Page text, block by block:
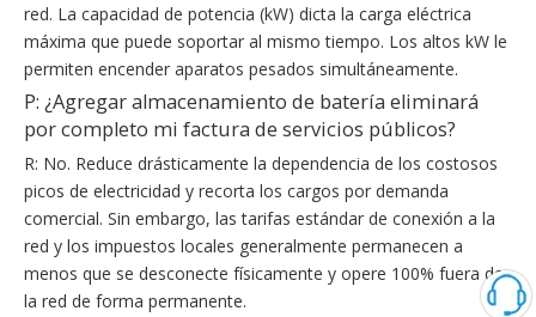
red. La capacidad de potencia (kW) dicta la carga eléctrica
máxima que puede soportar al mismo tiempo. Los altos kW le
permiten encender aparatos pesados ​​simultáneamente.
P: ¿Agregar almacenamiento de batería eliminará
por completo mi factura de servicios públicos?
R: No. Reduce drásticamente la dependencia de los costosos
picos de electricidad y recorta los cargos por demanda
comercial. Sin embargo, las tarifas estándar de conexión a la
red y los impuestos locales generalmente permanecen a
menos que se desconecte físicamente y opere 100% fuera de
la red de forma permanente.